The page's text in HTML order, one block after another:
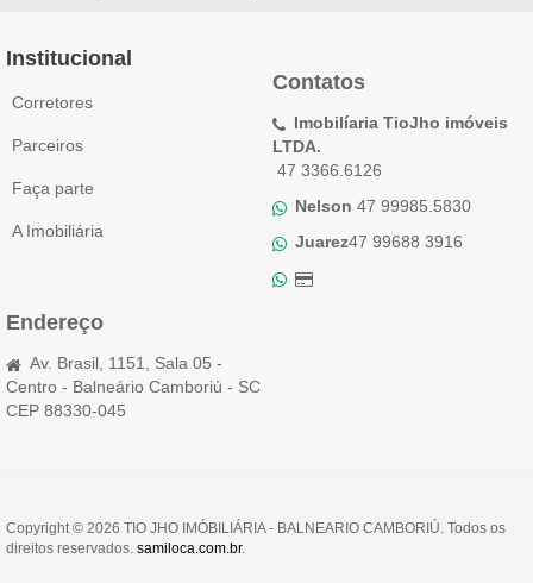
Institucional
Corretores
Parceiros
Faça parte
A Imobiliária
Contatos
Imobilíaria TioJho imóveis
LTDA.
47 3366.6126
Nelson 47 99985.5830
Juarez47 99688 3916
Endereço
Av. Brasil, 1151, Sala 05 -
Centro - Balneário Camboriú - SC
CEP 88330-045
Copyright © 2026 TIO JHO IMÓBILIÁRIA - BALNEARIO CAMBORIÚ. Todos os
direitos reservados. samiloca.com.br.